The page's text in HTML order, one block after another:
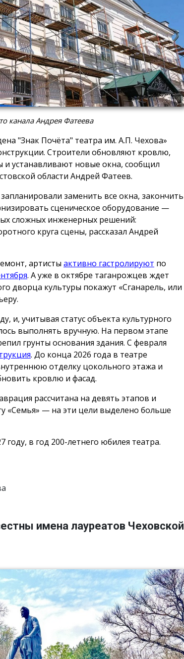
канала Андрея Фатеева
"Знак Почёта" театра им. А.П. Чехова»
Строители обновляют кровлю,
и устанавливают новые окна, сообщил
области Андрей Фатеев.
заменить все окна, закончить
сценическое оборудование —
сложных инженерных решений:
круга сцены, рассказал Андрей
артисты активно гастролируют по
. А уже в октябре таганрожцев ждет
дворца культуры покажут «Сганарель, или
и, учитывая статус объекта культурного
выполнять вручную. На первом этапе
грунты основания здания. С февраля
. До конца 2026 года в театре
отделку цокольного этажа и
кровлю и фасад.
рассчитана на девять этапов и
«Семья» — на эти цели выделено больше
году, в год 200-летнего юбилея театра.
имена лауреатов Чеховской